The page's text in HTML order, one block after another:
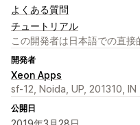
よくある質問
チュートリアル
この開発者は日本語での直接
開発者
Xeon Apps
sf-12, Noida, UP, 201310, IN
公開日